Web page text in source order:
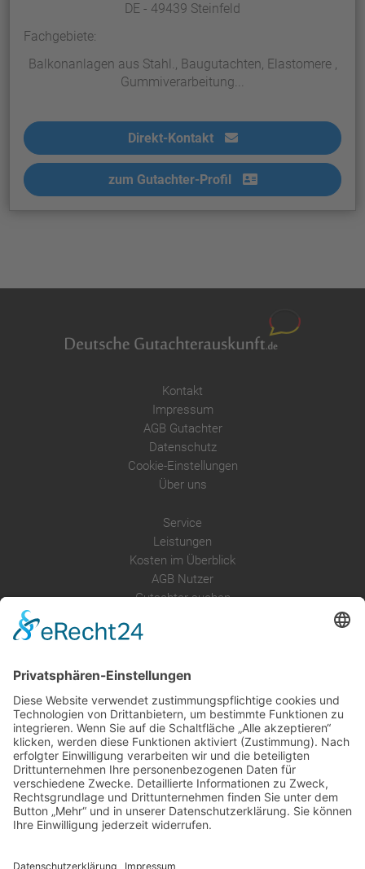
DE - 49439 Steinfeld
Fachgebiete:
Balkonanlagen aus Stahl., Baugutachten, Elastomere ,
Gummiverarbeitung...
Direkt-Kontakt
zum Gutachter-Profil
Kontakt
Impressum
AGB Gutachter
Datenschutz
Cookie-Einstellungen
Über uns
Service
Leistungen
Kosten im Überblick
AGB Nutzer
Gutachter suchen
Anfrage
Presse
Partner: Der DGuSV
als Gutachter eintragen
Infos für Suchende